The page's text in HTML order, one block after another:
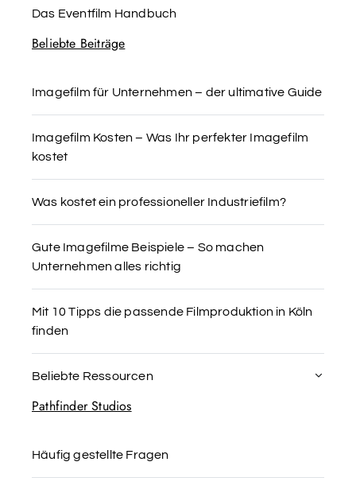
Das Eventfilm Handbuch
Beliebte Beiträge
Imagefilm für Unternehmen – der ultimative Guide
Imagefilm Kosten – Was Ihr perfekter Imagefilm
kostet
Was kostet ein professioneller Industriefilm?
Gute Imagefilme Beispiele – So machen
Unternehmen alles richtig
Mit 10 Tipps die passende Filmproduktion in Köln
finden
Beliebte Ressourcen
Pathfinder Studios
Häufig gestellte Fragen